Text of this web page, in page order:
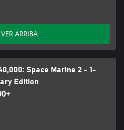
ARRIBA
Space Marine 2 - 1-
Edition